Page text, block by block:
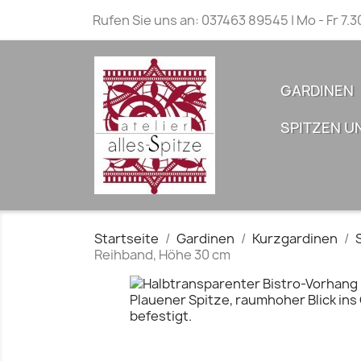
Rufen Sie uns an: 037463 89545 | Mo - Fr
GARDINEN
SPITZEN
Startseite Gardinen Kurzgardinen
Reihband, Höhe 30 cm